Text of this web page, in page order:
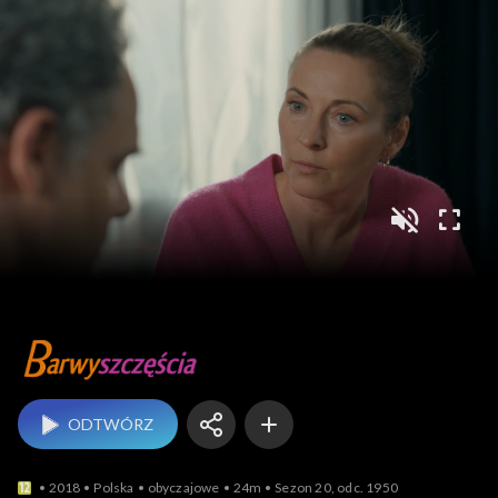
Barwy szczęścia
ODTWÓRZ
2018 Polska obyczajowe 24m Sezon 20, odc. 1950